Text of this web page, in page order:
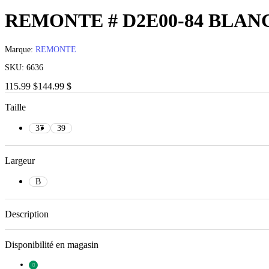
REMONTE # D2E00-84
Marque: REMONTE
SKU: 6636
115.99 $144.99 $
Taille
37 39
Largeur
B
Description
Disponibilité en magasin